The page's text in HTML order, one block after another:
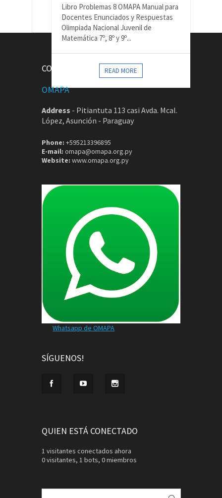
Libro Problemas 8 OMAPA Manual para
Docentes Enunciados y Respuestas
Olimpiada Nacional Juvenil de
Matemática 7º, 8º y 9º...
READ MORE
CONTACTOS
OMAPA
Address - Pitiantuta 113 casi Avda. Mcal.
López, Asunción - Paraguay
Phone: +595213396895
E-mail: omapa@omapa.org.py
Website: www.omapa.org.py
Whatsapp de OMAPA
SÍGUENOS!
QUIEN ESTÁ CONECTADO
1 visitantes conectados ahora
0 visitantes, 1 bots, 0 miembros
Buscar: